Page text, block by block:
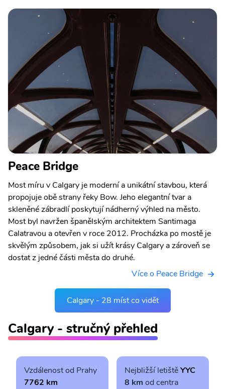
Peace Bridge
Most míru v Calgary je moderní a unikátní stavbou, která
propojuje obě strany řeky Bow. Jeho elegantní tvar a
skleněné zábradlí poskytují nádherný výhled na město.
Most byl navržen španělským architektem Santimaga
Calatravou a otevřen v roce 2012. Procházka po mostě je
skvělým způsobem, jak si užít krásy Calgary a zároveň se
dostat z jedné části města do druhé.
Více o Peace Bridge
Calgary - 28 míst co vidět
Calgary - stručný přehled
Vzdálenost od Prahy
7762 km
Nejbližší letištěYYC
8 km od centra